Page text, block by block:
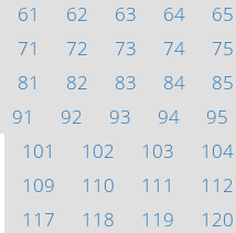
61
62 63 64 65
71
72 73 74 75
81
82 83 84 85
91
92 93 94 95
101
102 103 104
109
110 111 112
117
118 119 120